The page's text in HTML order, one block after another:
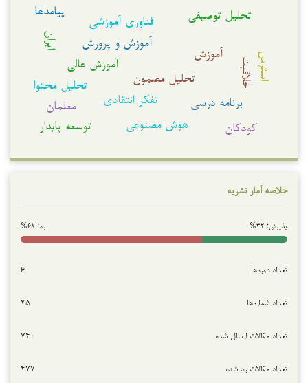
تحلیل مضمون
تفکر انتقادی
آموزش
آموزش عالی
برنامه درسی
هوش مصنوعی
آموزش و پرورش
فناوری آموزشی تحلیل توصیفی
تحلیل محتوا
توسعه پایدار
خلاقیت
معلمان
ایران
پیامدها
کودکان
استرس
خلاصه آمار نشریه
پذیرش: ۳۲% رد: ۶۸%
تعداد دوره‌ها ۶
تعداد شماره‌ها ۲۵
تعداد مقالات ارسال شده ۷۴۰
تعداد مقالات رد شده ۴۷۷